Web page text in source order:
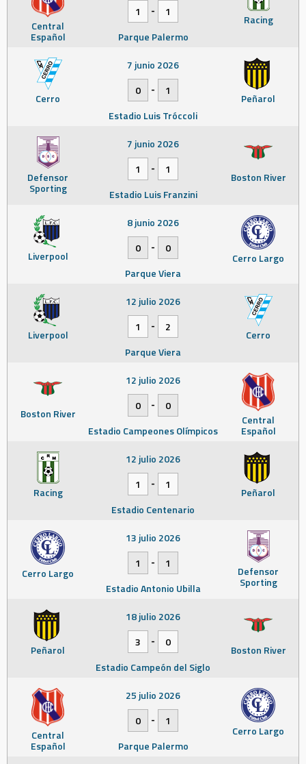
Central
Español
Racing
1
-
1
Parque Palermo
Cerro Peñarol
7 junio 2026
0
-
1
Estadio Luis Tróccoli
Defensor
Sporting
Boston River
7 junio 2026
1
-
1
Estadio Luis Franzini
Liverpool Cerro Largo
8 junio 2026
0
-
0
Parque Viera
Liverpool Cerro
12 julio 2026
1
-
2
Parque Viera
Boston River Central
Español
12 julio 2026
0
-
0
Estadio Campeones Olímpicos
Racing Peñarol
12 julio 2026
1
-
1
Estadio Centenario
Cerro Largo Defensor
Sporting
13 julio 2026
1
-
1
Estadio Antonio Ubilla
Peñarol Boston River
18 julio 2026
3
-
0
Estadio Campeón del Siglo
Central
Español
Cerro Largo
25 julio 2026
0
-
1
Parque Palermo